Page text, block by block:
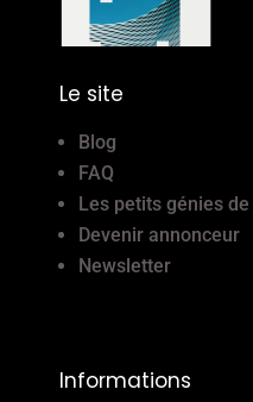
Le site
Blog
FAQ
Les petits génies
Devenir annonceur
Newsletter
Informations